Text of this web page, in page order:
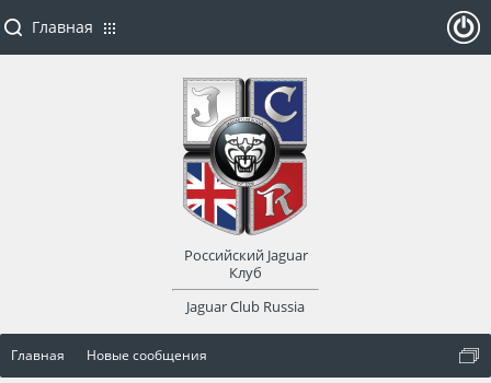
Главная Новые сообщения
Главная
Российский Jaguar
Клуб
Jaguar Club Russia
оват